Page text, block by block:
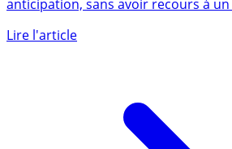
Transmettre son patrimoine peut
anticipation, sans avoir recours à un
notamment le cas (...)